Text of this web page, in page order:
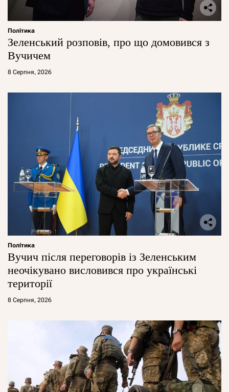
Політика
Зеленський розповів, про що домовився з
Вучичем
8 Серпня, 2026
Політика
Вучич після переговорів із Зеленським
неочікувано висловився про українські
території
8 Серпня, 2026